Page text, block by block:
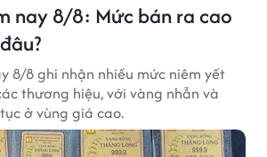
nay 8/8: Mức bán ra cao
8/8 ghi nhận nhiều mức niêm yết
thương hiệu, với vàng nhẫn và
ở vùng giá cao.